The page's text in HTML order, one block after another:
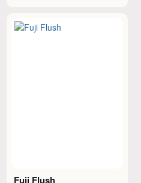
Fuji Flush